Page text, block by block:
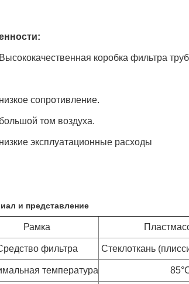
коробка фильтра
сопротивление.
том воздуха.
эксплуатационные расходы
и представление
Рамка
фильтра Стеклоткань
температура